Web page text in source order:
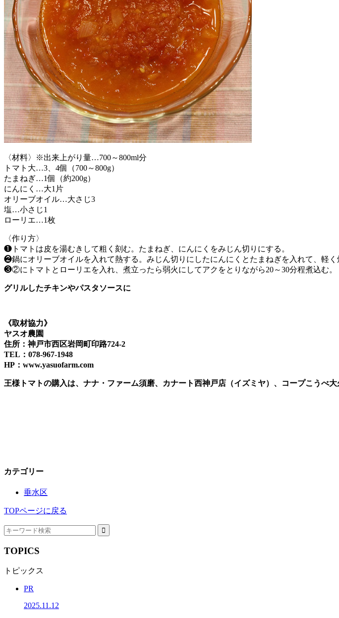
〈材料〉※出来上がり量…700～800ml分
トマト大…3、4個（700～800g）
たまねぎ…1個（約200g）
にんにく…大1片
オリーブオイル…大さじ3
塩…小さじ1
ローリエ…1枚
〈作り方〉
❶トマトは皮を湯むきして粗く刻む。たまねぎ、にんにくをみじん切りにする。
❷鍋にオリーブオイルを入れて熱する。みじん切りにしたにんにくとたまねぎを入れて、軽く
❸②にトマトとローリエを入れ、煮立ったら弱火にしてアクをとりながら20～30分程煮込む。
グリルしたチキンやパスタソースに
《取材協力》
ヤスオ農園
住所：神戸市西区岩岡町印路724-2
TEL：078-967-1948
HP：www.yasuofarm.com
王様トマトの購入は、ナナ・ファーム須磨、カナート西神戸店（イズミヤ）、コープこう
カテゴリー
垂水区
TOPページに戻る
TOPICS
トピックス
PR
2025.11.12